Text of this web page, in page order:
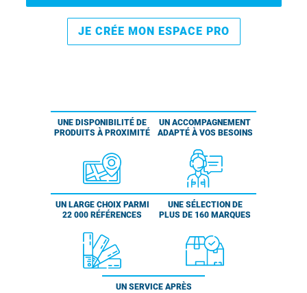
JE CRÉE MON ESPACE PRO
UNE DISPONIBILITÉ DE
PRODUITS À PROXIMITÉ
UN ACCOMPAGNEMENT
ADAPTÉ À VOS BESOINS
UN LARGE CHOIX PARMI
22 000 RÉFÉRENCES
UNE SÉLECTION DE
PLUS DE 160 MARQUES
UN SERVICE APRÈS